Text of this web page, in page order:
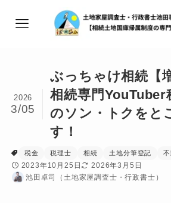
ぶっちゃけ相続【
相続専門YouTuber
のソン・トクをと
す！
2026
3/05
税金 税理士 相続 土地分筆登記
2023年10月25日
2026年3月5日
池田卓司（土地家屋調査士・行政書士）